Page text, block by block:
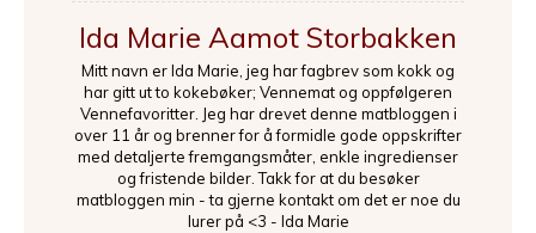
Ida Marie Aamot Storbakken
Mitt navn er Ida Marie, jeg har fagbrev som kokk og
har gitt ut to kokebøker; Vennemat og oppfølgeren
Vennefavoritter. Jeg har drevet denne matbloggen i
over 11 år og brenner for å formidle gode oppskrifter
med detaljerte fremgangsmåter, enkle ingredienser
og fristende bilder. Takk for at du besøker
matbloggen min - ta gjerne kontakt om det er noe du
lurer på <3 - Ida Marie